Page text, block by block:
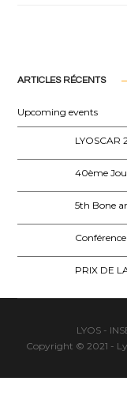
ARTICLES RÉCENTS
Upcoming events
LYOSCAR
40ème
5th Bone
PRIX DE
LYOS -
Copyright © 2021 -